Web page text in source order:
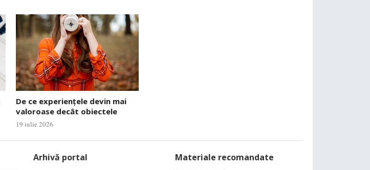
De ce experiențele devin mai
valoroase decât obiectele
19 iulie 2026
Arhivă portal Materiale recomandate